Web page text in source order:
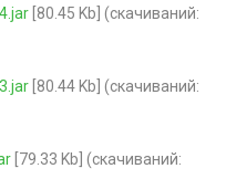
[80.45 Kb] (cкачиваний:
[80.44 Kb] (cкачиваний:
[79.33 Kb] (cкачиваний: